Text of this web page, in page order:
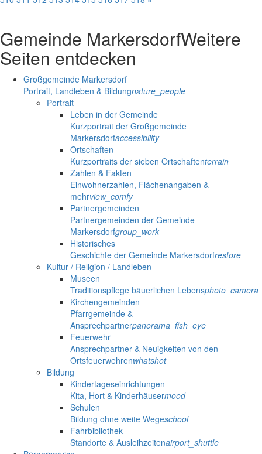
Gemeinde MarkersdorfWeitere
Seiten entdecken
Großgemeinde Markersdorf
Portrait, Landleben & Bildungnature_people
Portrait
Leben in der Gemeinde
Kurzportrait der Großgemeinde
Markersdorfaccessibility
Ortschaften
Kurzportraits der sieben Ortschaftenterrain
Zahlen & Fakten
Einwohnerzahlen, Flächenangaben &
mehrview_comfy
Partnergemeinden
Partnergemeinden der Gemeinde
Markersdorfgroup_work
Historisches
Geschichte der Gemeinde Markersdorfrestore
Kultur / Religion / Landleben
Museen
Traditionspflege bäuerlichen Lebensphoto_camera
Kirchengemeinden
Pfarrgemeinde &
Ansprechpartnerpanorama_fish_eye
Feuerwehr
Ansprechpartner & Neuigkeiten von den
Ortsfeuerwehrenwhatshot
Bildung
Kindertageseinrichtungen
Kita, Hort & Kinderhäusermood
Schulen
Bildung ohne weite Wegeschool
Fahrbibliothek
Standorte & Ausleihzeitenairport_shuttle